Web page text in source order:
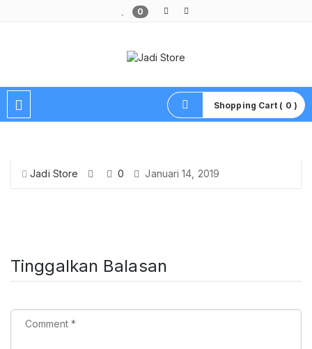
0
Shopping Cart ( 0 )
Jadi Store 0 Januari 14, 2019
Tinggalkan Balasan